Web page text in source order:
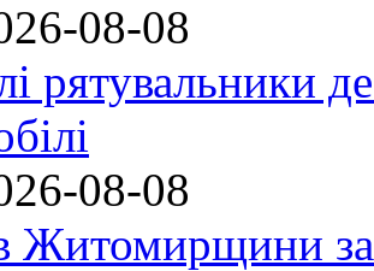
08-08
рятувальники
08-08
Житомирщини